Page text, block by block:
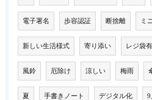
電子署名 歩容認証 断捨離 ミ
新しい生活様式 寄り添い レジ袋
風鈴 厄除け 涼しい 梅雨
夏 手書きノート デジタル化 9